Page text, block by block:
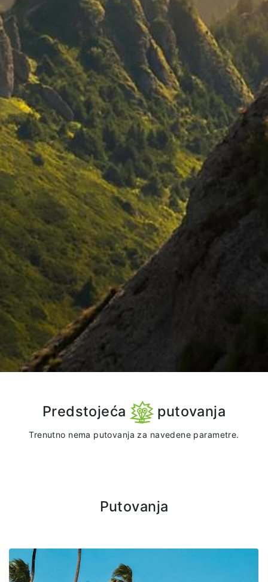
Predstojeća putovanja
Trenutno nema putovanja za navedene parametre.
Putovanja